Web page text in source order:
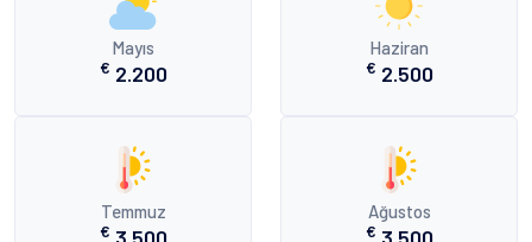
Mayıs
€ 2.200
Haziran
€ 2.500
Temmuz
€
Ağustos
€